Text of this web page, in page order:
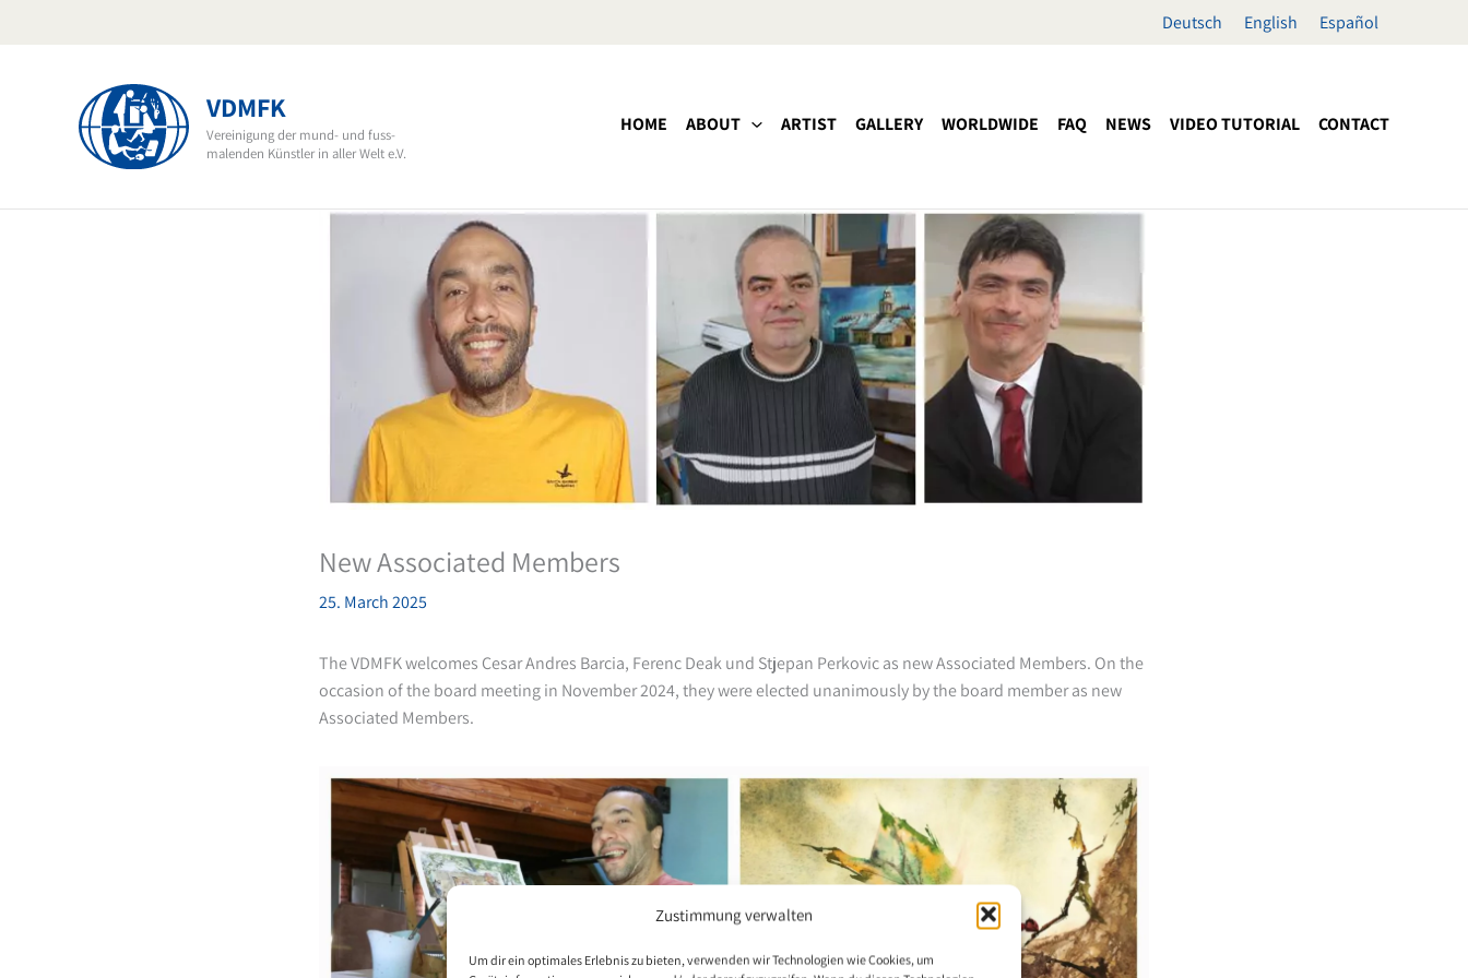
Zustimmung verwalten
Um dir ein optimales Erlebnis zu bieten, verwenden wir Technologien wie Cookies, um
Deutsch English Español
VDMFK
Vereinigung der mund- und fuss-
malenden Künstler in aller Welt e.V.
HOME ABOUT ARTIST GALLERY WORLDWIDE FAQ NEWS VIDEO TUTORIAL CONTACT
New Associated Members
25. March 2025
The VDMFK welcomes Cesar Andres Barcia, Ferenc Deak und Stjepan Perkovic as new Associated Members. On the
occasion of the board meeting in November 2024, they were elected unanimously by the board member as new
Associated Members.